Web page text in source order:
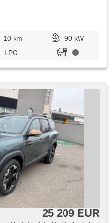
10 km
90 kW
LPG
25 209 EUR